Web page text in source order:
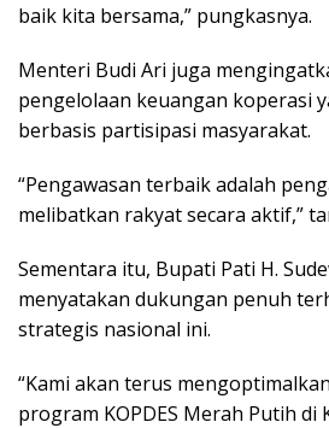
baik kita bersama,” pungkasnya.
Menteri Budi Ari juga
pengelolaan keuangan koperasi
berbasis partisipasi masyarakat.
“Pengawasan terbaik adalah
melibatkan rakyat secara aktif,”
Sementara itu, Bupati Pati H.
menyatakan dukungan penuh
strategis nasional ini.
“Kami akan terus
program KOPDES Merah Putih di